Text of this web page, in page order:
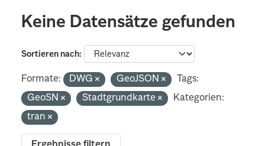
Keine Datensätze gefunden
Sortieren nach
Formate: DWG GeoJSON
Tags:
GeoSN
Stadtgrundkarte
Kategorien:
tran